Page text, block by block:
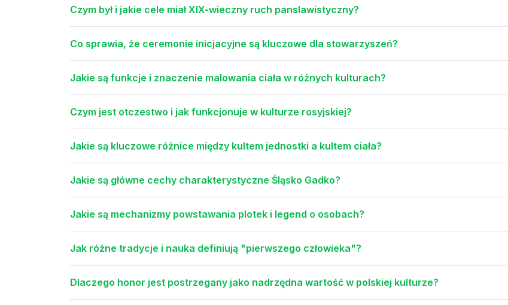
Czym był i jakie cele miał XIX-wieczny ruch panslawistyczny?
Co sprawia, że ceremonie inicjacyjne są kluczowe dla stowarzyszeń?
Jakie są funkcje i znaczenie malowania ciała w różnych kulturach?
Czym jest otczestwo i jak funkcjonuje w kulturze rosyjskiej?
Jakie są kluczowe różnice między kultem jednostki a kultem ciała?
Jakie są główne cechy charakterystyczne Śląsko Gadko?
Jakie są mechanizmy powstawania plotek i legend o osobach?
Jak różne tradycje i nauka definiują "pierwszego człowieka"?
Dlaczego honor jest postrzegany jako nadrzędna wartość w polskiej kulturze?